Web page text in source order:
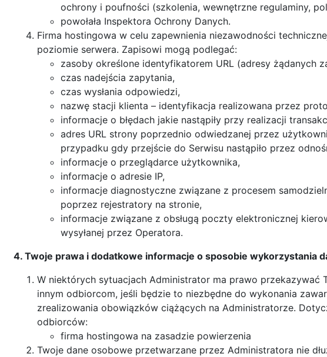
ochrony i poufności (szkolenia, wewnętrzne regulaminy,
powołała Inspektora Ochrony Danych.
Firma hostingowa w celu zapewnienia niezawodności
poziomie serwera. Zapisowi mogą podlegać:
zasoby określone identyfikatorem URL (adresy żądanych
czas nadejścia zapytania,
czas wysłania odpowiedzi,
nazwę stacji klienta – identyfikacja realizowana przez
informacje o błędach jakie nastąpiły przy realizacji
adres URL strony poprzednio odwiedzanej przez
przypadku gdy przejście do Serwisu nastąpiło przez
informacje o przeglądarce użytkownika,
informacje o adresie IP,
informacje diagnostyczne związane z procesem
poprzez rejestratory na stronie,
informacje związane z obsługą poczty elektronicznej
wysyłanej przez Operatora.
4. Twoje prawa i dodatkowe informacje o sposobie wykorzystania
W niektórych sytuacjach Administrator ma prawo przekazywać
innym odbiorcom, jeśli będzie to niezbędne do wykonania
zrealizowania obowiązków ciążących na Administratorze.
odbiorców:
firma hostingowa na zasadzie powierzenia
Twoje dane osobowe przetwarzane przez Administratora nie